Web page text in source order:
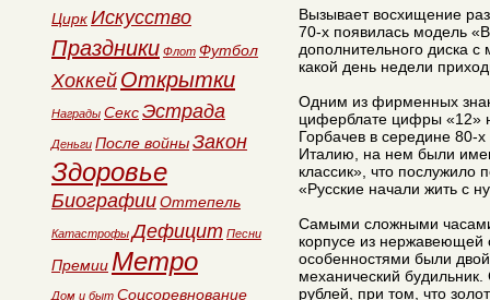
Вызывает восхищение
70-х появилась модель
дополнительного диска
какой день недели
Одним из фирменных
циферблате цифры «12»
Горбачев в середине 80-
Италию, на нем были
классик», что послужило
«Русские начали жить с
Самыми сложными часами
корпусе из нержавеющей
особенностями были
механический
рублей, при том, что
ЦиркИскусство
Праздники Флот Футбол
Хоккей Открытки
Награды СексЭстрада
Деньги После войныЗакон
Здоровье
БиографииОттепель
Катастрофы Дефицит Песни
Премии Метро
Дом и быт Соцсоревнование